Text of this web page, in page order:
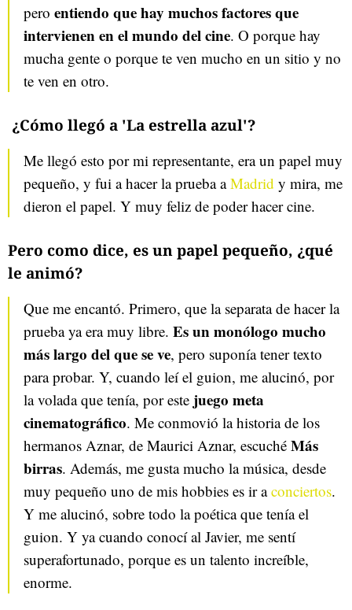
pero entiendo que hay muchos factores que
intervienen en el mundo del cine. O porque hay
mucha gente o porque te ven mucho en un sitio y no
te ven en otro.
¿Cómo llegó a 'La estrella azul'?
Me llegó esto por mi representante, era un papel muy
pequeño, y fui a hacer la prueba aMadrid y mira, me
dieron el papel. Y muy feliz de poder hacer cine.
Pero como dice, es un papel pequeño, ¿qué
le animó?
Que me encantó. Primero, que la separata de hacer la
prueba ya era muy libre. Es un monólogo mucho
más largo del que se ve, pero suponía tener texto
para probar. Y, cuando leí el guion, me alucinó, por
la volada que tenía, por este juego meta
cinematográfico. Me conmovió la historia de los
hermanos Aznar, de Maurici Aznar, escuché Más
birras. Además, me gusta mucho la música, desde
muy pequeño uno de mis hobbies es ir aconciertos.
Y me alucinó, sobre todo la poética que tenía el
guion. Y ya cuando conocí al Javier, me sentí
superafortunado, porque es un talento increíble,
enorme.